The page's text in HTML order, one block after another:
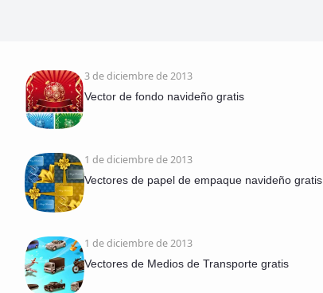
3 de diciembre de 2013
Vector de fondo navideño gratis
1 de diciembre de 2013
Vectores de papel de empaque navideño gratis
1 de diciembre de 2013
Vectores de Medios de Transporte gratis